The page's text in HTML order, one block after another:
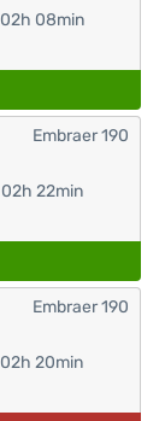
02h 08min
02h 22min
Embraer 190
02h 20min
Embraer 190